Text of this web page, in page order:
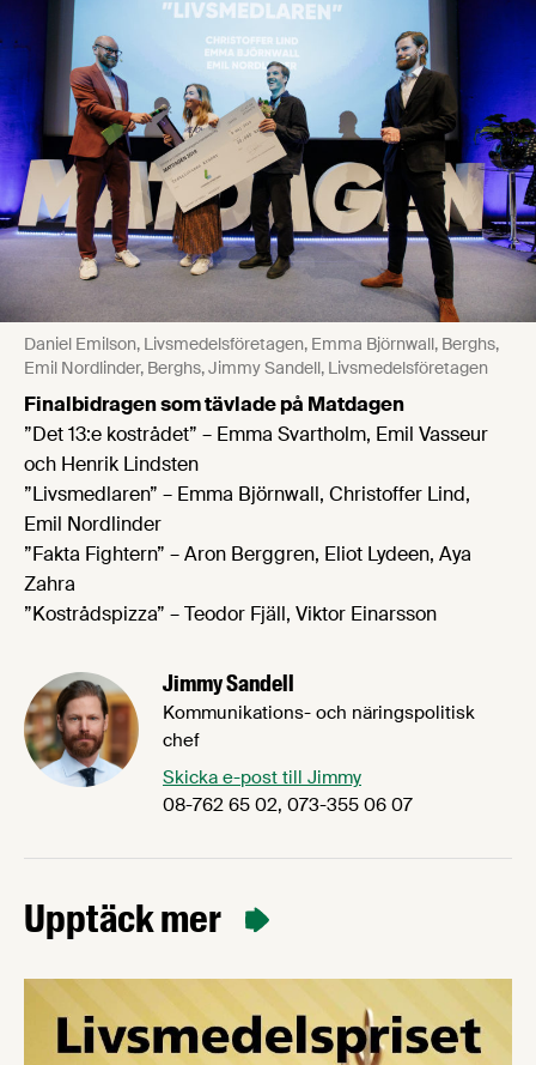
Daniel Emilson, Livsmedelsföretagen, Emma Björnwall, Berghs,
Emil Nordlinder, Berghs, Jimmy Sandell, Livsmedelsföretagen
Finalbidragen som tävlade på Matdagen
”Det 13:e kostrådet” – Emma Svartholm, Emil Vasseur
och Henrik Lindsten
”Livsmedlaren” – Emma Björnwall, Christoffer Lind,
Emil Nordlinder
”Fakta Fightern” – Aron Berggren, Eliot Lydeen, Aya
Zahra
”Kostrådspizza” – Teodor Fjäll, Viktor Einarsson
Jimmy Sandell
Kommunikations- och näringspolitisk
chef
Skicka e-post till Jimmy
08-762 65 02, 073-355 06 07
Upptäck mer